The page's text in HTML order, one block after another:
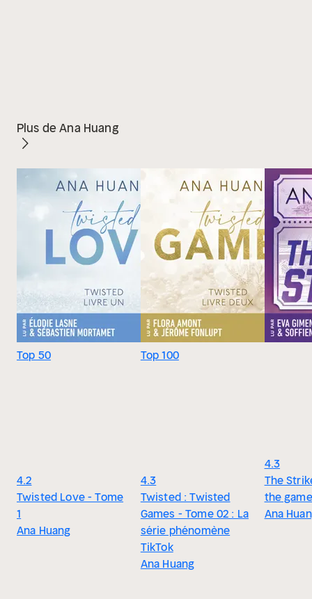
Plus de Ana Huang
Top 50
4.2
Twisted Love - Tome
1
Ana Huang
Top 100
4.3
Twisted : Twisted
Games - Tome 02 : La
série phénomène
TikTok
Ana Huang
4.3
The
the
Ana